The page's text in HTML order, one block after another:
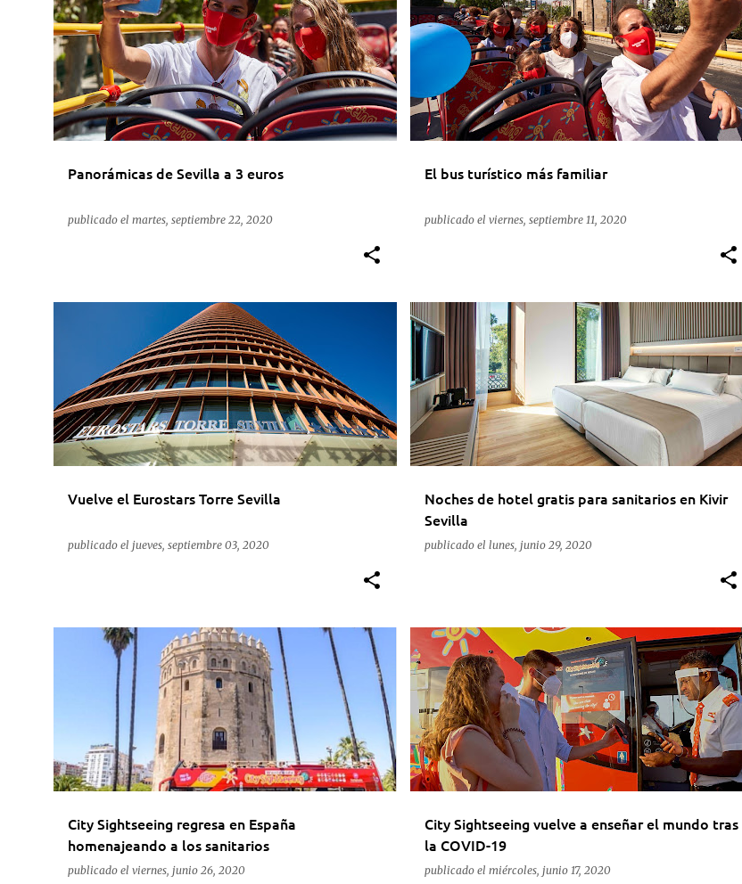
Panorámicas de Sevilla a 3 euros
publicado el martes, septiembre 22, 2020
ACTUALIDAD CITY SIGHTSEEING SEVILLA
El bus turístico más familiar
publicado el viernes, septiembre 11, 2020
ACTUALIDAD BUS TURÍSTICO
CITY SIGHTSEEING
MÁLAGA
+
SEVILLA
Vuelve el Eurostars Torre Sevilla
publicado el jueves, septiembre 03, 2020
COVID-19 HOTELES
Noches de hotel gratis para sanitarios en Kivir
Sevilla
publicado el lunes, junio 29, 2020
ACTUALIDAD HOTEL KIVIR HOTELES SEVILLA
City Sightseeing regresa en España
homenajeando a los sanitarios
publicado el viernes, junio 26, 2020
ACTUALIDAD CITY SIGHTSEEING ESPAÑA
MÁLAGA
SEVILLA
City Sightseeing vuelve a enseñar el mundo tras
la COVID-19
publicado el miércoles, junio 17, 2020